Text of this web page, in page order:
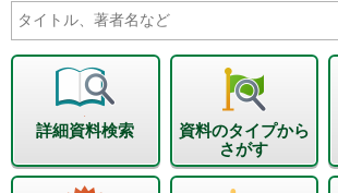
詳細資料検索
資料のタイプから
さがす